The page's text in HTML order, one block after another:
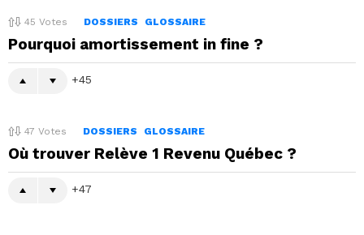
45 Votes DOSSIERS GLOSSAIRE
Pourquoi amortissement in fine ?
45
47 Votes DOSSIERS GLOSSAIRE
Où trouver Relève 1 Revenu Québec ?
47